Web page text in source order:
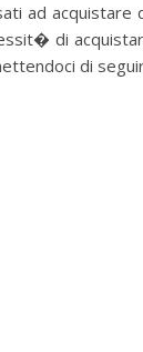
ad acquistare
di
di